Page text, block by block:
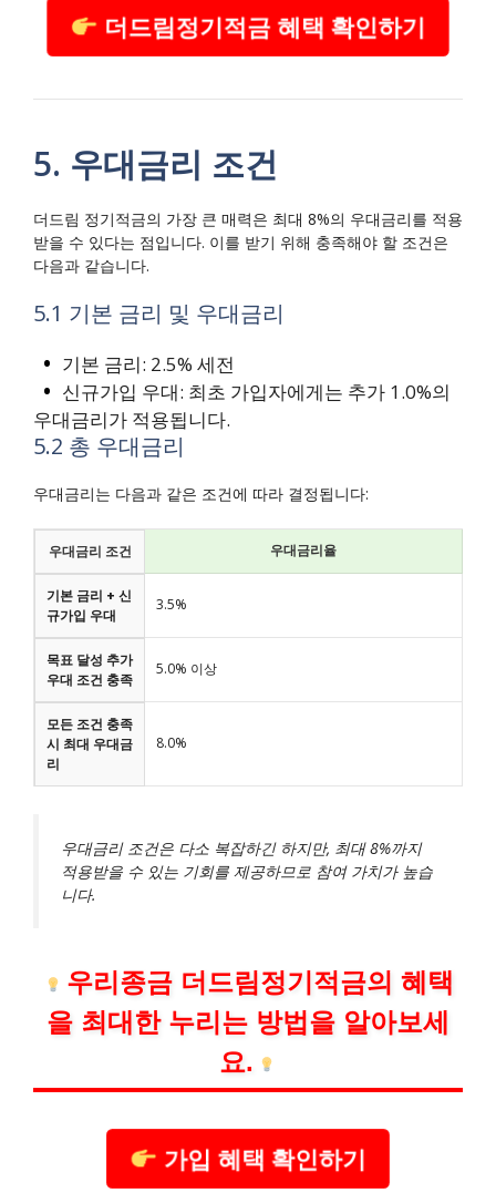
더드림정기적금 혜택 확인하기
5. 우대금리 조건
더드림 정기적금의 가장 큰 매력은 최대 8%의 우대금리를 적용
받을 수 있다는 점입니다. 이를 받기 위해 충족해야 할 조건은
다음과 같습니다.
5.1 기본 금리 및 우대금리
기본 금리: 2.5% 세전
신규가입 우대: 최초 가입자에게는 추가 1.0%의
우대금리가 적용됩니다.
5.2 총 우대금리
우대금리는 다음과 같은 조건에 따라 결정됩니다:
우대금리 조건 우대금리율
기본 금리 + 신
규가입 우대
3.5%
목표 달성 추가
우대 조건 충족
5.0% 이상
모든 조건 충족
시 최대 우대금
리
8.0%
우대금리 조건은 다소 복잡하긴 하지만, 최대 8%까지
적용받을 수 있는 기회를 제공하므로 참여 가치가 높습
니다.
우리종금 더드림정기적금의 혜택
을 최대한 누리는 방법을 알아보세
요.
가입 혜택 확인하기